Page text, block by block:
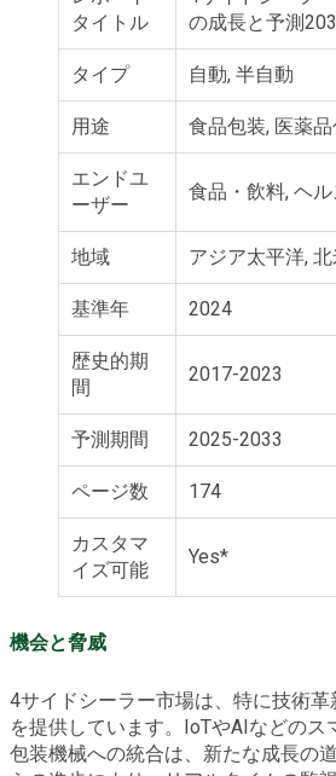
タイトル
の成長と予測
タイプ 自動, 半自動
用途 食品包装, 医薬
エンドユ
ーザー
食品・飲料, ヘ
地域 アジア太平洋, 北
基準年 2024
歴史的期
間
2017-2023
予測期間 2025-2033
ページ数 174
カスタマ
イズ可能
Yes*
機会と脅威
4サイドシーラー市場は、特に技術
を提供しています。IoTやAIなどのス
包装機械への統合は、新たな成長の